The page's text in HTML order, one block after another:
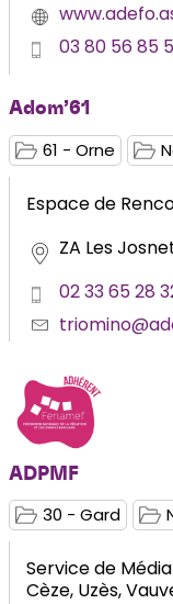
03 80 56 85
Adom’61
61 - Orne
Espace de
ZA Les
02 33 65 28
ADPMF
30 - Gard
Service de
Cèze, Uzès,